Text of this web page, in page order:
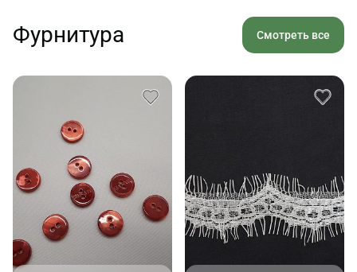
Фурнитура Смотреть все